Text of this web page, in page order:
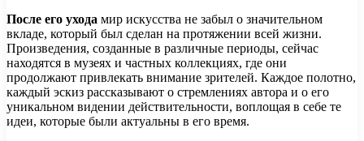
После его ухода мир искусства не забыл о значительном
вкладе, который был сделан на протяжении всей жизни.
Произведения, созданные в различные периоды, сейчас
находятся в музеях и частных коллекциях, где они
продолжают привлекать внимание зрителей. Каждое полотно,
каждый эскиз рассказывают о стремлениях автора и о его
уникальном видении действительности, воплощая в себе те
идеи, которые были актуальны в его время.